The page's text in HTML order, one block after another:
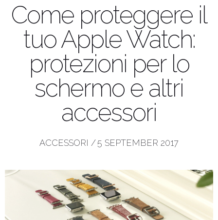
Come proteggere il
tuo Apple Watch:
protezioni per lo
schermo e altri
accessori
ACCESSORI /5 SEPTEMBER 2017